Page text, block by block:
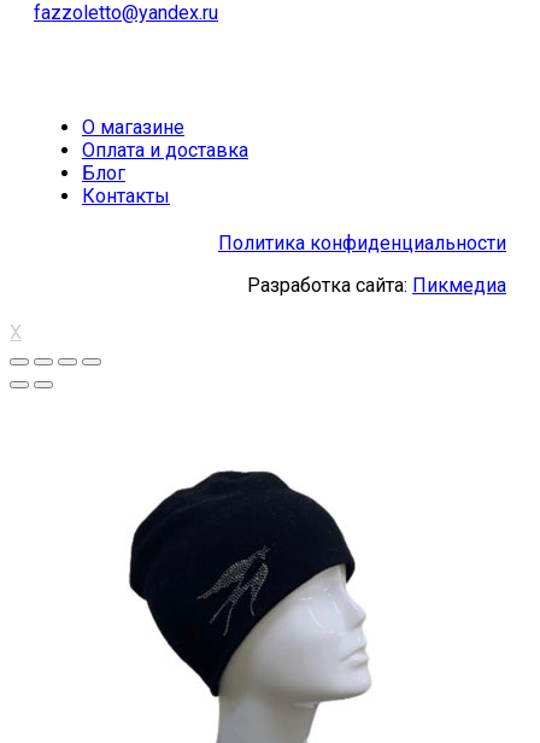
fazzoletto@yandex.ru
О магазине
Оплата и доставка
Блог
Контакты
Политика конфиденциальности
Разработка сайта: Пикмедиа
X